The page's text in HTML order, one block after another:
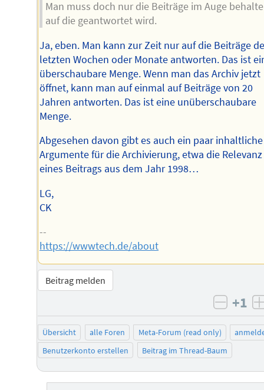
Man muss doch nur die Beiträge im Auge
auf die geantwortet wird.
Ja, eben. Man kann zur Zeit nur auf die Beiträge
letzten Wochen oder Monate antworten. Das ist
überschaubare Menge. Wenn man das Archiv jetzt
öffnet, kann man auf einmal auf Beiträge von 20
Jahren antworten. Das ist eine unüberschaubare
Menge.
Abgesehen davon gibt es auch ein paar inhaltliche
Argumente für die Archivierung, etwa die Relevanz
eines Beitrags aus dem Jahr 1998…
LG,
CK
--
https://wwwtech.de/about
Beitrag melden
+1
Übersicht alle Foren Meta-Forum (read only)
Benutzerkonto erstellen
Beitrag im Thread-Baum